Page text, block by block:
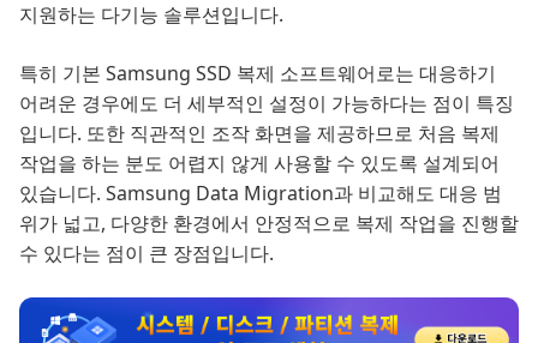
지원하는 다기능 솔루션입니다.
특히 기본 Samsung SSD 복제 소프트웨어로는 대응하기
어려운 경우에도 더 세부적인 설정이 가능하다는 점이 특징
입니다. 또한 직관적인 조작 화면을 제공하므로 처음 복제
작업을 하는 분도 어렵지 않게 사용할 수 있도록 설계되어
있습니다. Samsung Data Migration과 비교해도 대응 범
위가 넓고, 다양한 환경에서 안정적으로 복제 작업을 진행할
수 있다는 점이 큰 장점입니다.